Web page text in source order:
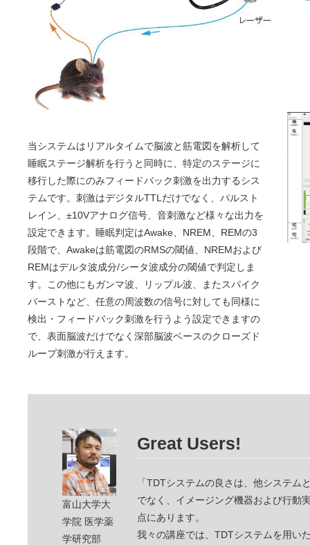
当システムはリアルタイムで脳波と筋電図を解析して
睡眠ステージ解析を行うと同時に、特定のステージに
移行した際にのみフィードバック刺激を出力するシス
テムです。刺激はデジタルTTLだけでなく、パルスト
レイン、±10Vアナログ信号、音刺激など様々な出力を
設定できます。睡眠判定はAwake、NREM、REMの3
段階で、Awakeは筋電図のRMSの閾値、NREMおよび
REMはデルタ波成分/シータ波成分の閾値で判定しま
す。この他にもガンマ波、リップル波、またスパイク
バーストなど、任意の周波数の信号に対しても同様に
検出・フィードバック刺激を行うよう設定できますの
で、表面脳波だけでなく深部脳波ベースのクローズド
ループ刺激が行えます。
富山大学大
学院 医学薬
学研究部
Great Users!
「TDTシステムの良さは、他システ
でなく、イメージング機器および行動
点にあります。
我々の講座では、TDTシステムを用い